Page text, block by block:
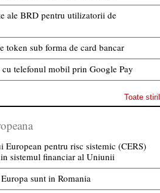
ale BRD pentru utilizatorii de
token sub forma de card bancar
telefonul mobil prin Google Pay
Toate
pentru risc sistemic (CERS)
sistemul financiar al Uniunii
sunt in Romania